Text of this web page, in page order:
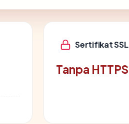
Sertifikat SSL
Tanpa HTTPS